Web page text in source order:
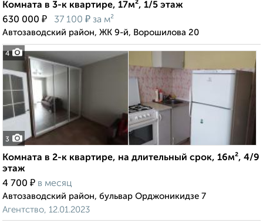
4
Комната в 3-к квартире, 17м², 1/5 этаж
630 000 ₽ 37 100 ₽ за м²
Автозаводский район, ЖК 9-й, Ворошилова 20
3
Комната в 2-к квартире, на длительный срок, 16м², 4/9
этаж
4 700 ₽ в месяц
Автозаводский район, бульвар Орджоникидзе 7
Агентство, 12.01.2023